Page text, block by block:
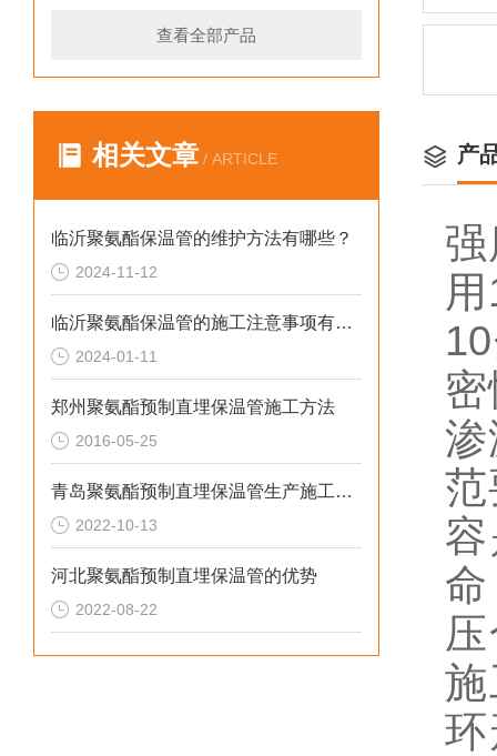
查看全部产品
相关文章 / ARTICLE
临沂聚氨酯保温管的维护方法有哪些？
2024-11-12
临沂聚氨酯保温管的施工注意事项有哪些？
2024-01-11
郑州聚氨酯预制直埋保温管施工方法
2016-05-25
青岛聚氨酯预制直埋保温管生产施工需要注意的问题
2022-10-13
河北聚氨酯预制直埋保温管的优势
2022-08-22
产